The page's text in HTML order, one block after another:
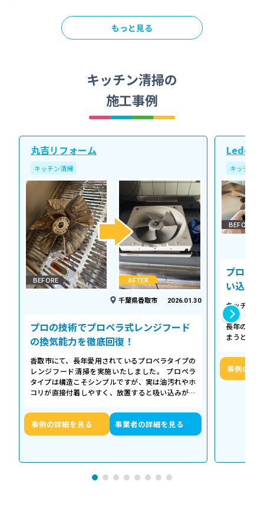
もっと見る
キッチン清掃の
施工事例
丸吉リフォーム
キッチン清掃
BEFORE AFTER
千葉県香取市 2026.01.30
プロの技術でプロペラ式レンジフード
の換気能力を徹底回復！
香取市にて、長年愛用されているプロペラタイプの
レンジフード清掃を実施いたしました。 プロペラ
タイプは構造こそシンプルですが、実は油汚れやホ
コリが直接付着しやすく、放置すると吸い込みが悪
事例の詳細を見る 事業者の詳細を見る
Ledope
キッチン清
BEFORE
プロの
い込み
キッチン
える「シ
長年の調
まうとご
事例の詳